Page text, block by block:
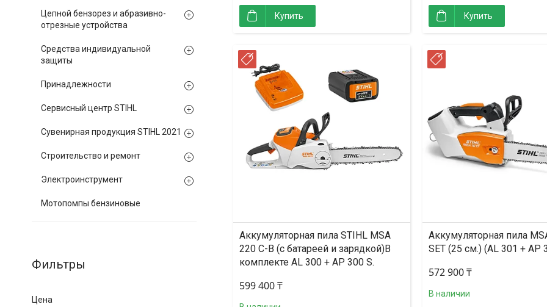
Купить Купить
Аккумуляторная пила STIHL MSA
220 C-B (с батареей и зарядкой)В
комплекте AL 300 + AP 300 S.
599 400 ₸
Аккумуляторная пила
SET (25 см.) (AL 301 + AP
572 900 ₸
В наличии
Цепной бензорез и абразивно-
отрезные устройства
Средства индивидуальной
защиты
Принадлежности
Сервисный центр STIHL
Сувенирная продукция STIHL 2021
Строительство и ремонт
Электроинструмент
Мотопомпы бензиновые
Фильтры
Цена